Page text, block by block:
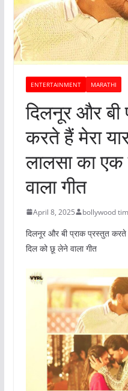
ENTERTAINMENT MARATHI
दिलनूर और बी
करते हैं मेरा
लालसा का
वाला गीत
April 8, 2025 bollywood
दिलनूर और बी प्राक प्रस्तुत करते
दिल को छू लेने वाला गीत